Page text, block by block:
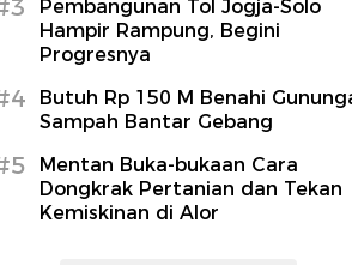
Pembangunan Tol Jogja-Solo
Hampir Rampung, Begini
Progresnya
Butuh Rp 150 M Benahi
Sampah Bantar Gebang
Mentan Buka-bukaan Cara
Dongkrak Pertanian dan Tekan
Kemiskinan di Alor